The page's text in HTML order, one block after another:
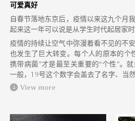
可爱真好
自春节落地东京后，疫情以来这九个月
起来这一年可以说是从学生时代起居家时
疫情的持续让空气中弥漫着看不见的不
也发生了巨大转变。每个人的原本的个
携带病菌”才是最至关重要的“个性”。
一般，19号这个数字会盖去了名字、当然
View more